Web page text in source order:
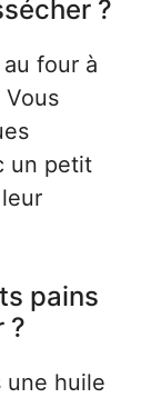
?
four à
Vous
un petit
pains
?
une huile